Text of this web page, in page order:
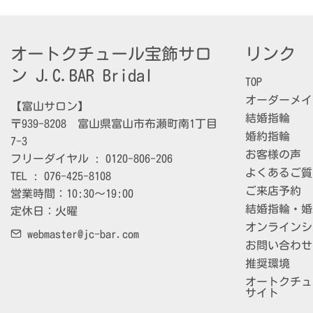
オートクチュール宝飾サロ
ン J.C.BAR Bridal
【富山サロン】
〒939-8208　富山県富山市布瀬町南1丁目
7-3
フリーダイヤル : 0120-806-206
TEL : 076-425-8108
営業時間：10:30～19:00
定休日：火曜
webmaster@jc-bar.com
リンク
TOP
オーダーメ
結婚指輪
婚約指輪
お客様の声
よくあるご
ご来店予約
結婚指輪・
オンライン
お問い合わせ
推奨環境
オートクチ
サイト